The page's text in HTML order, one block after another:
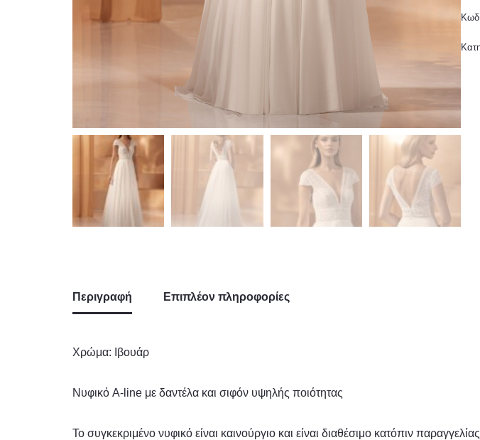
Περιγραφή Επιπλέον πληροφορίες
Χρώμα: Ιβουάρ
Νυφικό A-line με δαντέλα και σιφόν υψηλής ποιότητας
Το συγκεκριμένο νυφικό είναι καινούργιο και είναι διαθέσιμο κατόπιν